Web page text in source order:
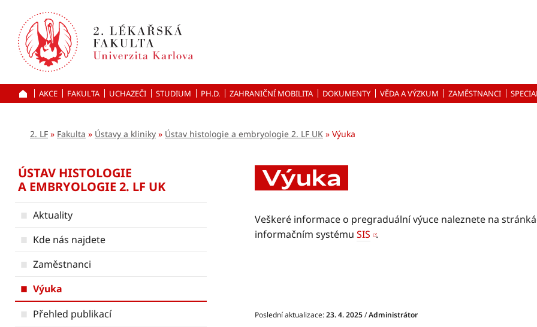
k hlavnímu
obsahu
ÚVOD
AKCE FAKULTA UCHAZEČI STUDIUM PH.D. ZAHRANIČNÍ MOBILITA DOKUMENTY VĚDA A VÝZKUM ZAMĚSTNANCI
2. LF Fakulta Ústavy a kliniky Ústav histologie a embryologie 2. LF UK Výuka
ÚSTAV HISTOLOGIE
A EMBRYOLOGIE 2. LF UK
Aktuality
Kde nás najdete
Zaměstnanci
Výuka
Přehled publikací
Výuka
Veškeré informace o pregraduální výuce naleznete na
informačním systému SIS .
Poslední aktualizace:23. 4. 2025/Administrátor